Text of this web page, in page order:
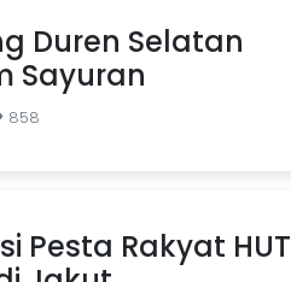
Duren Selatan
Sayuran
858
Pesta Rakyat HUT